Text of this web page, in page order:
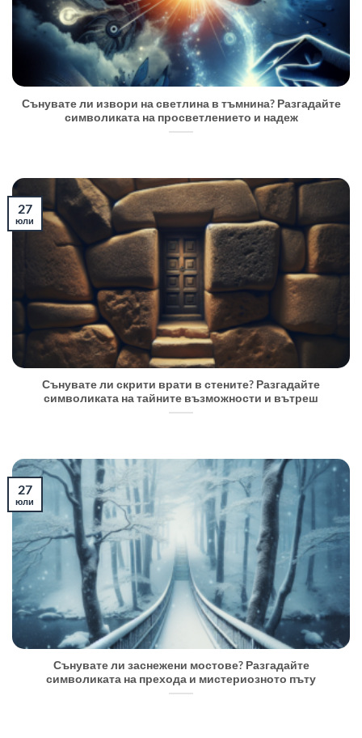
Сънувате ли извори на светлина в тъмнина? Разгадайте
символиката на просветлението и надеж
Сънувате ли скрити врати в стените? Разгадайте
символиката на тайните възможности и вътреш
27
юли
Сънувате ли заснежени мостове? Разгадайте
символиката на прехода и мистериозното пъту
27
юли